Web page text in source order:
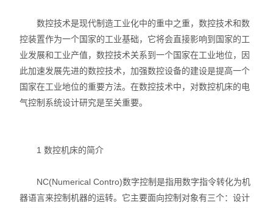
立式多级离心泵
发那科电抗器
耐油特种电缆系列
数控技术是现代制造工业化中的重中之重，数控技术和数
控装置作为一个国家的工业基础，它将会直接影响到国家的工
业发展和工业产值，数控技术关系到一个国家在工业地位，因
此加速发展先进的数控技术，加强数控设备的建设是提高一个
国家在工业地位的重要方法。在数控技术中，对数控机床的电
气控制系统设计研究是至关重要。
1 数控机床的简介
NC(Numerical Contro)数字控制是指用数字指令转化为机
器语言来控制机器的运转。它主要面向控制对象有三个：设计